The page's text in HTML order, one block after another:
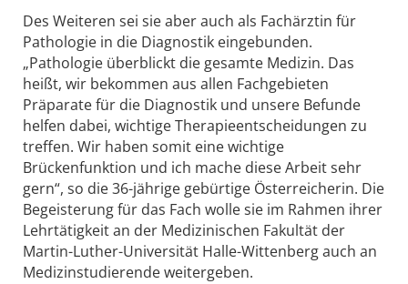
Des Weiteren sei sie aber auch als Fachärztin für
Pathologie in die Diagnostik eingebunden.
„Pathologie überblickt die gesamte Medizin. Das
heißt, wir bekommen aus allen Fachgebieten
Präparate für die Diagnostik und unsere Befunde
helfen dabei, wichtige Therapieentscheidungen zu
treffen. Wir haben somit eine wichtige
Brückenfunktion und ich mache diese Arbeit sehr
gern“, so die 36-jährige gebürtige Österreicherin. Die
Begeisterung für das Fach wolle sie im Rahmen ihrer
Lehrtätigkeit an der Medizinischen Fakultät der
Martin-Luther-Universität Halle-Wittenberg auch an
Medizinstudierende weitergeben.